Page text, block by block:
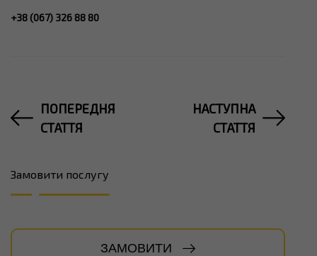
+38 (067) 326 88 80
ПОПЕРЕДНЯ
СТАТТЯ
НАСТУПНА
СТАТТЯ
Замовити послугу
ЗАМОВИТИ